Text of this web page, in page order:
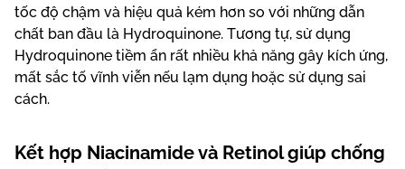
tốc độ chậm và hiệu quả kém hơn so với những dẫn
chất ban đầu là Hydroquinone. Tương tự, sử dụng
Hydroquinone tiềm ẩn rất nhiều khả năng gây kích ứng,
mất sắc tố vĩnh viễn nếu lạm dụng hoặc sử dụng sai
cách.
Kết hợp Niacinamide và Retinol giúp chống